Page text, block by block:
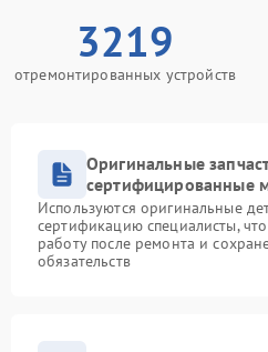
3219
отремонтированных устройств
Оригинальные
сертифицированные
Используются оригинальные
сертификацию специалисты,
работу после ремонта и
обязательств